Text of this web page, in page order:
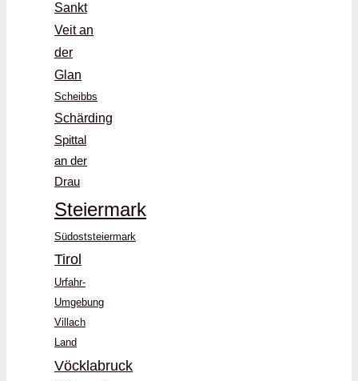
Sankt
Veit an
der
Glan
Scheibbs
Schärding
Spittal
an der
Drau
Steiermark
Südoststeiermark
Tirol
Urfahr-
Umgebung
Villach
Land
Vöcklabruck